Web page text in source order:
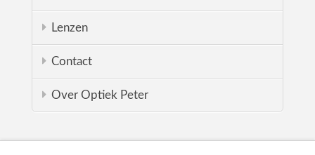
Lenzen
Contact
Over Optiek Peter